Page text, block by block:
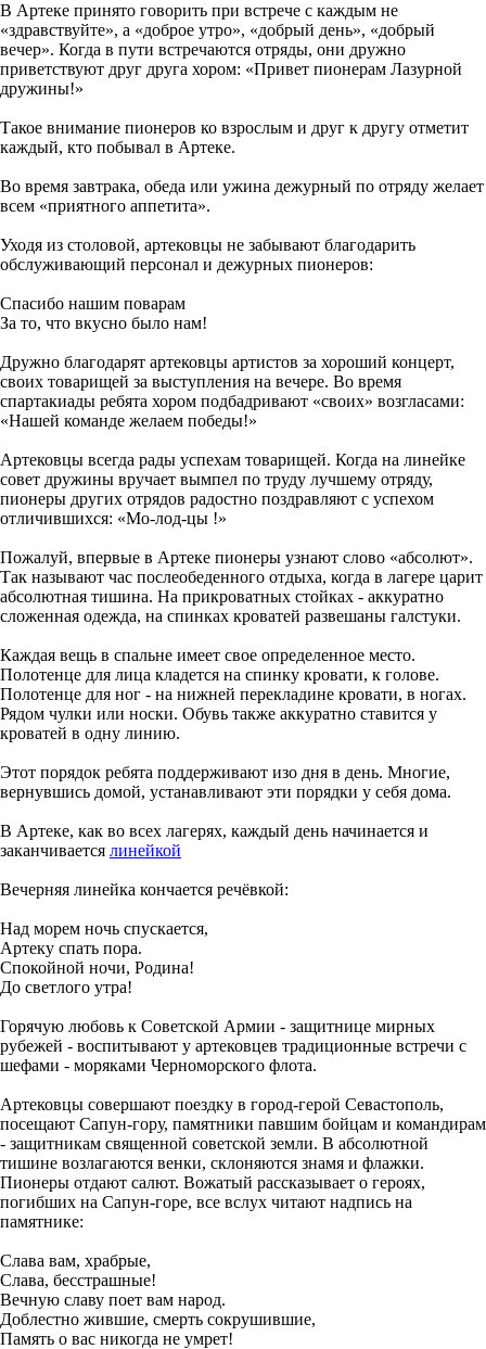
В Артеке принято говорить при встрече с каждым не
«здравствуйте», а «доброе утро», «добрый день», «добрый
вечер». Когда в пути встречаются отряды, они дружно
приветствуют друг друга хором: «Привет пионерам Лазурной
дружины!»
Такое внимание пионеров ко взрослым и друг к другу отметит
каждый, кто побывал в Артеке.
Во время завтрака, обеда или ужина дежурный по отряду желает
всем «приятного аппетита».
Уходя из столовой, артековцы не забывают благодарить
обслуживающий персонал и дежурных пионеров:
Спасибо нашим поварам
За то, что вкусно было нам!
Дружно благодарят артековцы артистов за хороший концерт,
своих товарищей за выступления на вечере. Во время
спартакиады ребята хором подбадривают «своих» возгласами:
«Нашей команде желаем победы!»
Артековцы всегда рады успехам товарищей. Когда на линейке
совет дружины вручает вымпел по труду лучшему отряду,
пионеры других отрядов радостно поздравляют с успехом
отличившихся: «Мо-лод-цы !»
Пожалуй, впервые в Артеке пионеры узнают слово «абсолют».
Так называют час послеобеденного отдыха, когда в лагере царит
абсолютная тишина. На прикроватных стойках - аккуратно
сложенная одежда, на спинках кроватей развешаны галстуки.
Каждая вещь в спальне имеет свое определенное место.
Полотенце для лица кладется на спинку кровати, к голове.
Полотенце для ног - на нижней перекладине кровати, в ногах.
Рядом чулки или носки. Обувь также аккуратно ставится у
кроватей в одну линию.
Этот порядок ребята поддерживают изо дня в день. Многие,
вернувшись домой, устанавливают эти порядки у себя дома.
В Артеке, как во всех лагерях, каждый день начинается и
заканчивается линейкой
Вечерняя линейка кончается речёвкой:
Над морем ночь спускается,
Артеку спать пора.
Спокойной ночи, Родина!
До светлого утра!
Горячую любовь к Советской Армии - защитнице мирных
рубежей - воспитывают у артековцев традиционные встречи с
шефами - моряками Черноморского флота.
Артековцы совершают поездку в город-герой Севастополь,
посещают Сапун-гору, памятники павшим бойцам и командирам
- защитникам священной советской земли. В абсолютной
тишине возлагаются венки, склоняются знамя и флажки.
Пионеры отдают салют. Вожатый рассказывает о героях,
погибших на Сапун-горе, все вслух читают надпись на
памятнике:
Слава вам, храбрые,
Слава, бесстрашные!
Вечную славу поет вам народ.
Доблестно жившие, смерть сокрушившие,
Память о вас никогда не умрет!